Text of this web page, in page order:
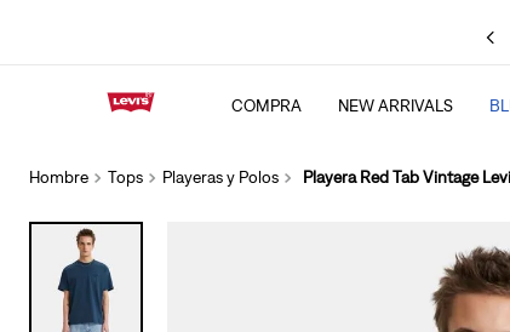
COMPRA NEW ARRIVALS
Hombre Tops Playeras y Polos Playera Red Tab Vintage
1. 501 jeans
chamarra
505